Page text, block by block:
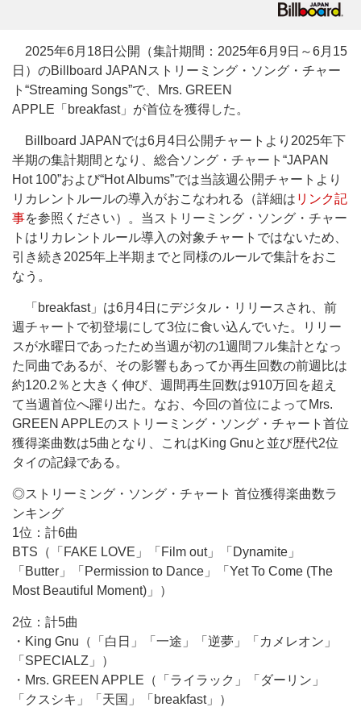
2025年6月18日公開（集計期間：2025年6月9日～6月15
日）のBillboard JAPANストリーミング・ソング・チャー
ト“Streaming Songs”で、Mrs. GREEN
APPLE「breakfast」が首位を獲得した。
Billboard JAPANでは6月4日公開チャートより2025年下
半期の集計期間となり、総合ソング・チャート“JAPAN
Hot 100”および“Hot Albums”では当該週公開チャートより
リカレントルールの導入がおこなわれる（詳細は リンク記
事を参照ください）。当ストリーミング・ソング・チャー
トはリカレントルール導入の対象チャートではないため、
引き続き2025年上半期までと同様のルールで集計をおこ
なう。
「breakfast」は6月4日にデジタル・リリースされ、前
週チャートで初登場にして3位に食い込んでいた。リリー
スが水曜日であったため当週が初の1週間フル集計となっ
た同曲であるが、その影響もあってか再生回数の前週比は
約120.2％と大きく伸び、週間再生回数は910万回を超え
て当週首位へ躍り出た。なお、今回の首位によってMrs.
GREEN APPLEのストリーミング・ソング・チャート首位
獲得楽曲数は5曲となり、これはKing Gnuと並び歴代2位
タイの記録である。
◎ストリーミング・ソング・チャート 首位獲得楽曲数ラ
ンキング
1位：計6曲
BTS（「FAKE LOVE」「Film out」「Dynamite」
「Butter」「Permission to Dance」「Yet To Come (The
Most Beautiful Moment)」）
2位：計5曲
・King Gnu（「白日」「一途」「逆夢」「カメレオン」
「SPECIALZ」）
・Mrs. GREEN APPLE（「ライラック」「ダーリン」
「クスシキ」「天国」「breakfast」）